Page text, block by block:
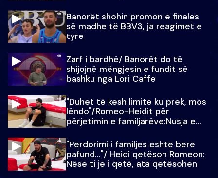
Banorët shohin promon e finales
së madhe të BBV3, ja reagimet e
tyre
Zarf i bardhë/ Banorët do të
shijojnë mëngjesin e fundit së
bashku nga Lori Caffe
"Duhet të kesh limite ku prek, mos
lëndo"/Romeo-Heidit për
përjetimin e familjarëve:Nusja e
"Përdorimi i familjes është bërë
pafund…"/ Heidi qetëson Romeon:
Nëse ti je i qetë, ata qetësohen